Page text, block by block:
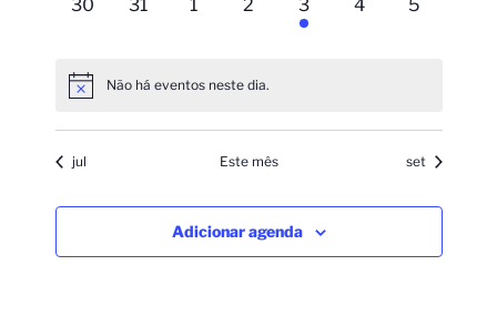
30 31 1
evento,
2
evento,
3 4 5
Não há eventos neste dia.
jul Este mês set
Adicionar agenda